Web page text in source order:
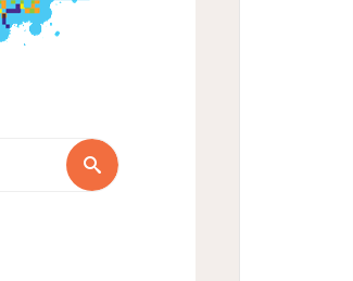
Zoeken